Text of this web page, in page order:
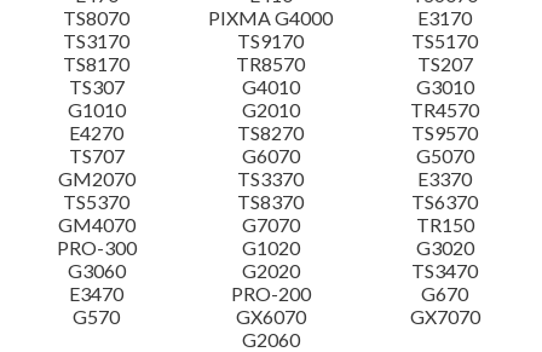
TS8070
PIXMA G4000
E3170
TS3170
TS9170
TS5170
TS8170
TR8570
TS207
TS307
G4010
G3010
G1010
G2010
TR4570
E4270
TS8270
TS9570
TS707
G6070
G5070
GM2070
TS3370
E3370
TS5370
TS8370
TS6370
GM4070
G7070
TR150
PRO-300
G1020
G3020
G3060
G2020
TS3470
E3470
PRO-200
G670
G570
GX6070
GX7070
G2060